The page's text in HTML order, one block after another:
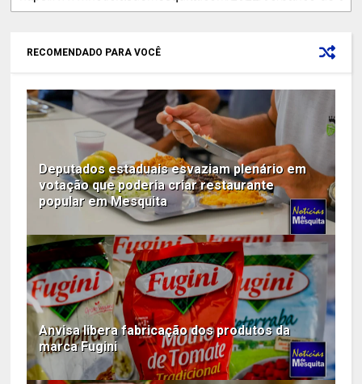
RECOMENDADO PARA VOCÊ
Deputados estaduais esvaziam plenário em
votação que poderia criar restaurante
popular em Mesquita
Anvisa libera fabricação dos produtos da
marca Fugini